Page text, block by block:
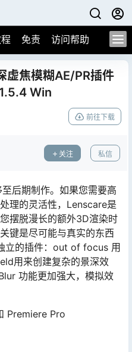
免责 访问帮助
虚焦模糊AE/PR插件
Win
前往下载
关注 私信
后期制作。如果您需要高
理的灵活性，Lenscare是
摆脱漫长的额外3D渲染时
键是尽可能与真实的东西
立的插件：out of focus 用
用来创建复杂的景深效
功能更加强大，模拟效
Premiere Pro